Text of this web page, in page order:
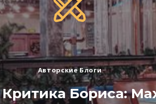
Авторские Блоги
Бориса: